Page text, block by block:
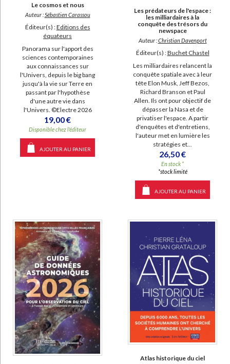
Le cosmos et nous
Auteur : Sébastien Carassou
Éditeur(s) :Editions des
équateurs
Panorama sur l'apport des
sciences contemporaines
aux connaissances sur
l'Univers, depuis le big bang
jusqu'à la vie sur Terre en
passant par l'hypothèse
d'une autre vie dans
l'Univers. ©Electre 2026
19,00 €
Disponible chez l'éditeur
AJOUTER AU PANIER
Les prédateurs de l'espace :
les milliardaires à la
conquête des trésors du
newspace
Auteur :Christian Davenport
Éditeur(s) :Buchet Chastel
Les milliardaires relancent la
conquête spatiale avec à leur
tête Elon Musk, Jeff Bezos,
Richard Branson et Paul
Allen. Ils ont pour objectif de
dépasser la Nasa et de
privatiser l'espace. A partir
d'enquêtes et d'entretiens,
l'auteur met en lumière les
stratégies et...
26,50 €
En stock *
*stock limité
AJOUTER AU PANIER
Atlas historique du ciel